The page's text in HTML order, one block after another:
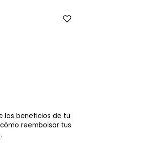
los beneficios de tu
cómo reembolsar tus